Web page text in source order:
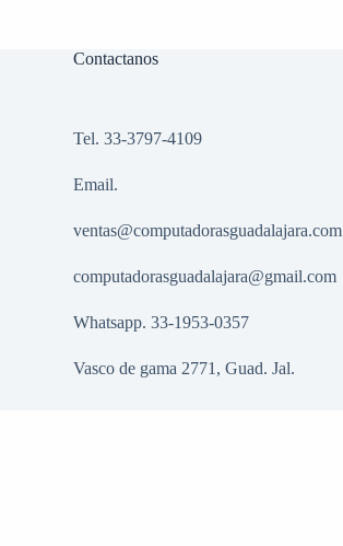
Contactanos
Tel. 33-3797-4109
Email.
ventas@computadorasguadalajara.com
computadorasguadalajara@gmail.com
Whatsapp. 33-1953-0357
Vasco de gama 2771, Guad. Jal.